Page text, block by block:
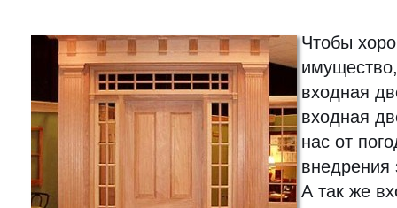
Чтобы
входная
входная
нас от
А так же